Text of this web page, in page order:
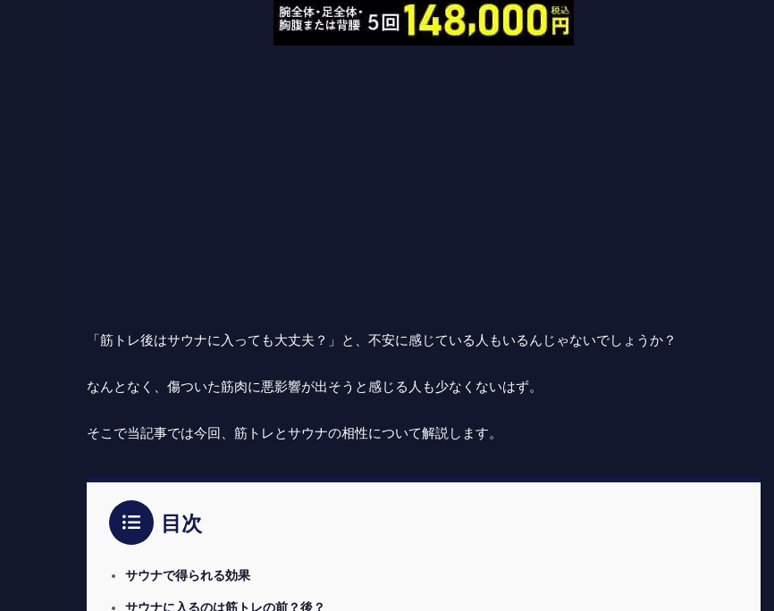
「筋トレ後はサウナに入っても大丈夫？」と、不安に感じている人もいるんじゃないでしょうか？
なんとなく、傷ついた筋肉に悪影響が出そうと感じる人も少なくないはず。
そこで当記事では今回、筋トレとサウナの相性について解説します。
目次
サウナで得られる効果
サウナに入るのは筋トレの前？後？